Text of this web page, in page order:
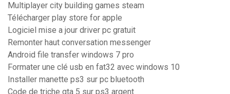
Multiplayer city building games steam
Télécharger play store for apple
Logiciel mise a jour driver pc gratuit
Remonter haut conversation messenger
Android file transfer windows 7 pro
Formater une clé usb en fat32 avec windows 10
Installer manette ps3 sur pc bluetooth
Code de triche gta 5 sur ps3 argent